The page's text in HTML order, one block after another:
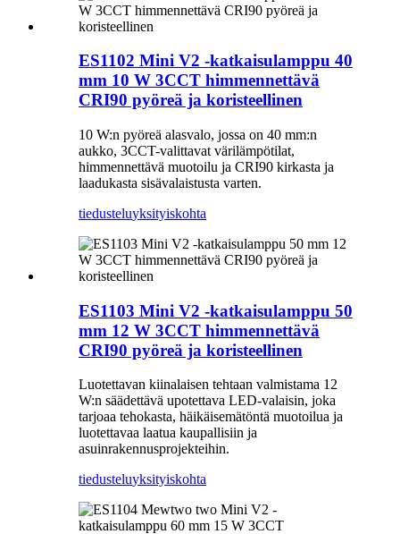
ES1102 Mini V2 -katkaisulamppu 40
mm 10 W 3CCT himmennettävä
CRI90 pyöreä ja koristeellinen
10 W:n pyöreä alasvalo, jossa on 40 mm:n
aukko, 3CCT-valittavat värilämpötilat,
himmennettävä muotoilu ja CRI90 kirkasta ja
laadukasta sisävalaistusta varten.
tiedusteluyksityiskohta
ES1103 Mini V2 -katkaisulamppu 50
mm 12 W 3CCT himmennettävä
CRI90 pyöreä ja koristeellinen
Luotettavan kiinalaisen tehtaan valmistama 12
W:n säädettävä upotettava LED-valaisin, joka
tarjoaa tehokasta, häikäisemätöntä muotoilua ja
luotettavaa laatua kaupallisiin ja
asuinrakennusprojekteihin.
tiedusteluyksityiskohta